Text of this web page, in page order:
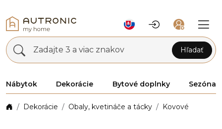
Zadajte 3 a viac znakov Hľadať
Nábytok Dekorácie Bytové doplnky Sezóna
Dekorácie Obaly, kvetináče a tácky Kovové